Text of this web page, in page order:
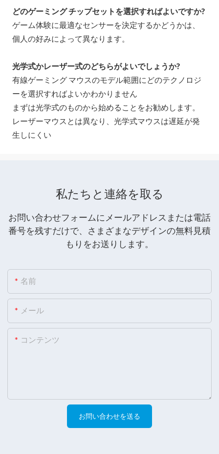
どのゲーミング チップセットを選択すればよいですか?
ゲーム体験に最適なセンサーを決定するかどうかは、
個人の好みによって異なります。
光学式かレーザー式のどちらがよいでしょうか?
有線ゲーミング マウスのモデル範囲にどのテクノロジ
ーを選択すればよいかわかりません
まずは光学式のものから始めることをお勧めします。
レーザーマウスとは異なり、光学式マウスは遅延が発
生しにくい
私たちと連絡を取る
お問い合わせフォームにメールアドレスまたは電話
番号を残すだけで、さまざまなデザインの無料見積
もりをお送りします。
名前
メール
コンテンツ
お問い合わせを送る